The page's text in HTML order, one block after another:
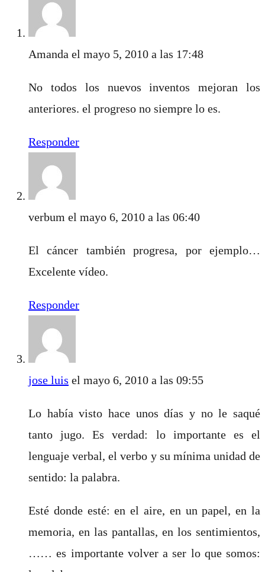
Amanda el mayo 5, 2010 a las 17:48
No todos los nuevos inventos mejoran los
anteriores. el progreso no siempre lo es.
Responder
verbum el mayo 6, 2010 a las 06:40
El cáncer también progresa, por ejemplo…
Excelente vídeo.
Responder
jose luis el mayo 6, 2010 a las 09:55
Lo había visto hace unos días y no le saqué
tanto jugo. Es verdad: lo importante es el
lenguaje verbal, el verbo y su mínima unidad de
sentido: la palabra.
Esté donde esté: en el aire, en un papel, en la
memoria, en las pantallas, en los sentimientos,
…… es importante volver a ser lo que somos: